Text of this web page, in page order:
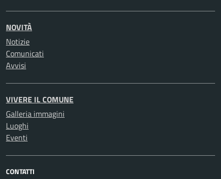
NOVITÀ
Notizie
Comunicati
Avvisi
VIVERE IL COMUNE
Galleria immagini
Luoghi
Eventi
CONTATTI